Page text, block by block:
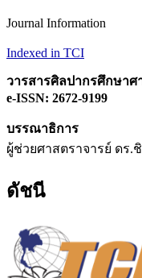
Journal Information
Indexed in TCI
วารสารศิลปากรศึกษาศ
e-ISSN: 2672-9199
บรรณาธิการ
ผู้ช่วยศาสตราจารย์ ดร
ดัชนี